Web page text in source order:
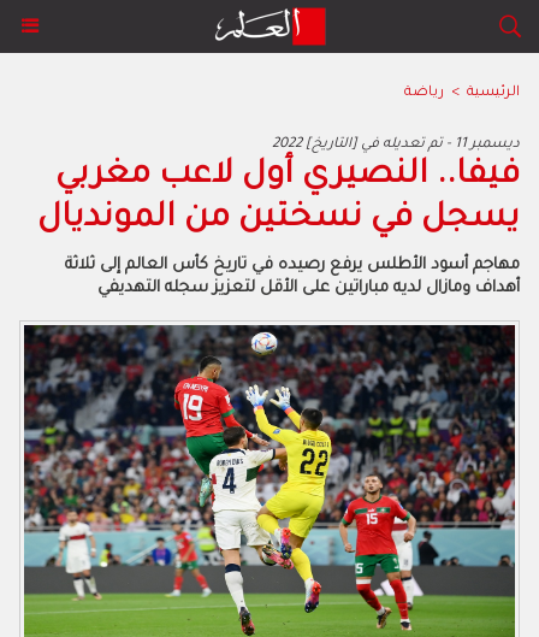
الرئيسية > رياضة
2022 ديسمبر 11 - تم تعديله في [التاريخ]
فيفا.. النصيري أول لاعب مغربي
يسجل في نسختين من المونديال
مهاجم أسود الأطلس يرفع رصيده في تاريخ كأس العالم إلى ثلاثة
أهداف ومازال لديه مباراتين على الأقل لتعزيز سجله التهديفي